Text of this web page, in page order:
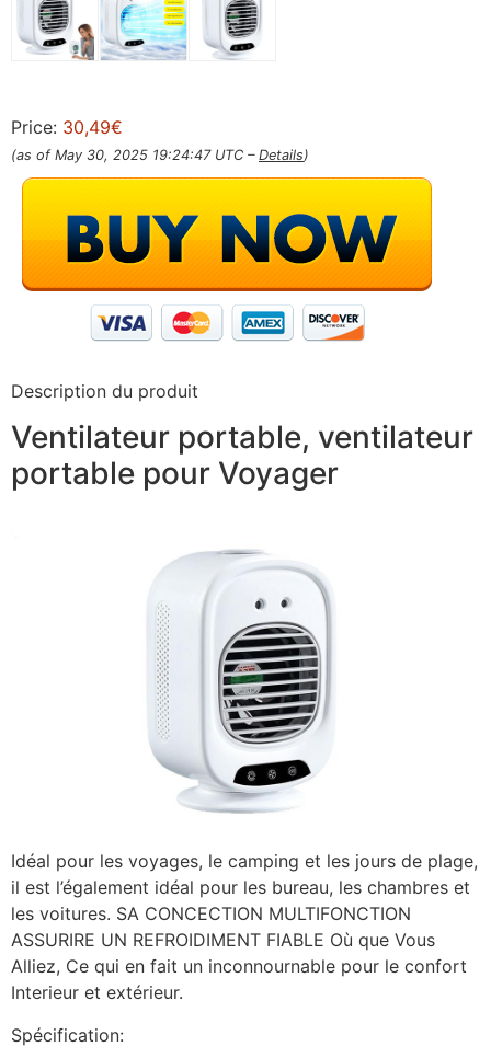
Price: 30,49€
(as of May 30, 2025 19:24:47 UTC – Details)
Description du produit
Ventilateur portable, ventilateur
portable pour Voyager
Idéal pour les voyages, le camping et les jours de plage,
il est l’également idéal pour les bureau, les chambres et
les voitures. SA CONCECTION MULTIFONCTION
ASSURIRE UN REFROIDIMENT FIABLE Où que Vous
Alliez, Ce qui en fait un inconnournable pour le confort
Interieur et extérieur.
Spécification: